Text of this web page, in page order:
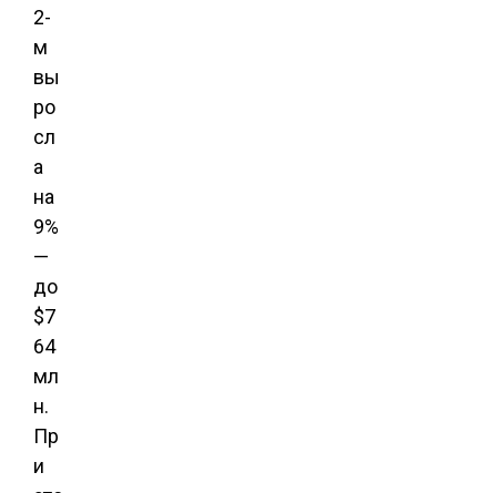
2-
м
вы
ро
сл
а
на
9%
—
до
$7
64
мл
н.
Пр
и